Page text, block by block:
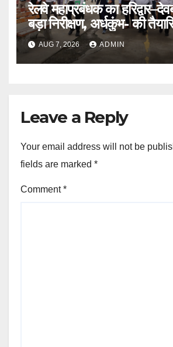
रेलवे महाप्रबंधक का
बड़ा निरीक्षण, अर्धकुंभ- की
जायजा
AUG 7, 2026 ADMIN
Leave a Reply
Your email address will not be
fields are marked *
Comment*